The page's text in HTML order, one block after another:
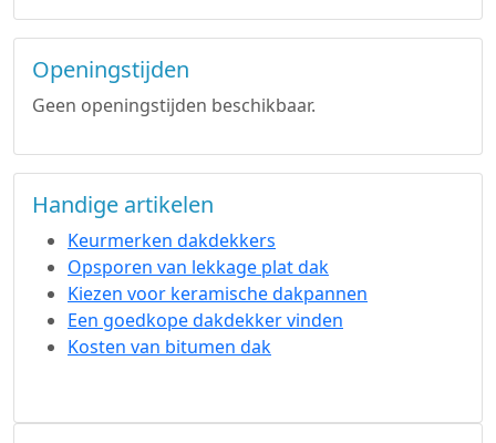
Openingstijden
Geen openingstijden beschikbaar.
Handige artikelen
Keurmerken dakdekkers
Opsporen van lekkage plat dak
Kiezen voor keramische dakpannen
Een goedkope dakdekker vinden
Kosten van bitumen dak